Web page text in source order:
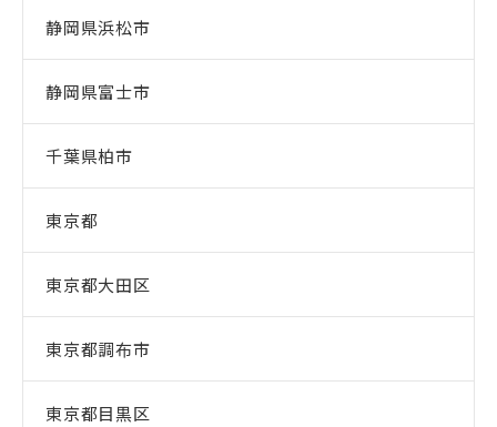
静岡県浜松市
静岡県富士市
千葉県柏市
東京都
東京都大田区
東京都調布市
東京都目黒区